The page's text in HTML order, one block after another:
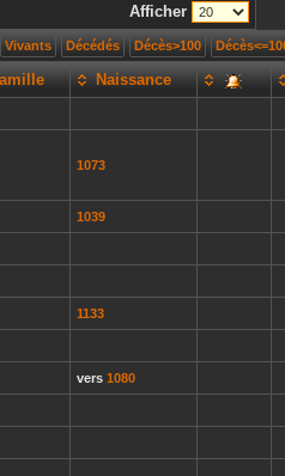
Afficher
Vivants Décédés Décès>100
Naissance
1073
1039
1133
vers1080